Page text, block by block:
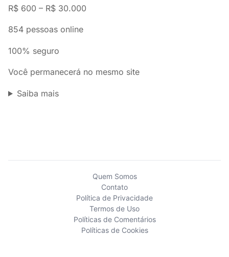
R$ 600 – R$ 30.000
854 pessoas online
100% seguro
Você permanecerá no mesmo site
Saiba mais
Quem Somos
Contato
Política de Privacidade
Termos de Uso
Políticas de Comentários
Políticas de Cookies